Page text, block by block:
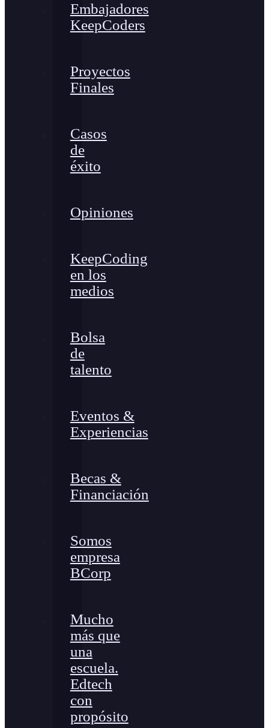
Embajadores
KeepCoders
Proyectos
Finales
Casos
de
éxito
Opiniones
KeepCoding
en los
medios
Bolsa
de
talento
Eventos &
Experiencias
Becas &
Financiación
Somos
empresa
BCorp
Mucho
más que
una
escuela.
Edtech
con
propósito